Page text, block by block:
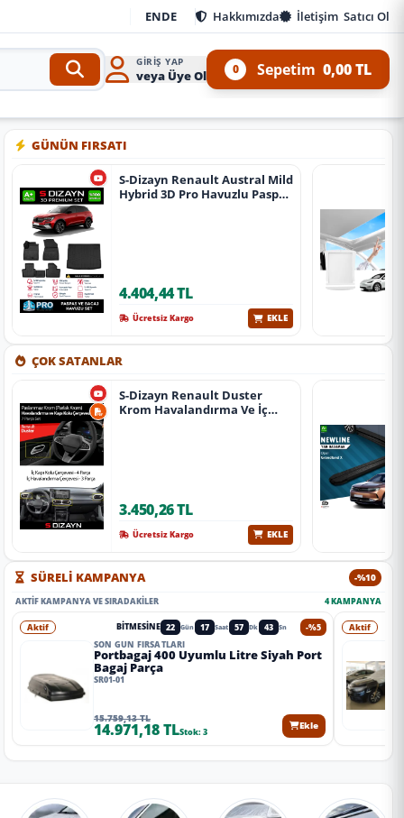
ENDE Hakkımızda İletişim Satıcı Ol
GIRIŞ YAP
veya Üye Ol 0 Sepetim 0,00 TL
GÜNÜN FIRSATI
S-Dizayn Renault Austral Mild
Hybrid 3D Pro Havuzlu Paspas
4.404,44 TL
Ücretsiz Kargo EKLE
ÇOK SATANLAR
S-Dizayn Renault Duster
Krom Havalandırma Ve İç
3.450,26 TL
Ücretsiz Kargo EKLE
SÜRELİ KAMPANYA -%10
AKTIF KAMPANYA VE SIRADAKILER 4 KAMPANYA
-%5
Aktif BITMESINE 22 Gün 17 Saat 57 Dk 42 Sn
SON GÜN FIRSATLARI
Portbagaj 400 Uyumlu Litre Siyah Port
Bagaj Parça
SR01-01
15.759,13 TL
14.971,18 TLStok: 3
Ekle
Aktif